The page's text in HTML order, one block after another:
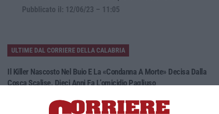
Pubblicato il: 12/06/23 – 11:05
ULTIME DAL CORRIERE DELLA CALABRIA
Il Killer Nascosto Nel Buio E La «condanna A Morte» Decisa Dalla
Cosca Scalise. Dieci Anni Fa L’omicidio Pagliuso
tre colpi esplosi in appena due secondi. Francesco Pagliuso non ebbe